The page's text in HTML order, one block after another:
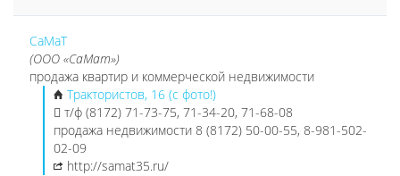
СаМаТ
(ООО «СаМат»)
продажа квартир и коммерческой недвижимости
Трактористов, 16 (с фото!)
т/ф (8172) 71-73-75, 71-34-20, 71-68-08
продажа недвижимости 8 (8172) 50-00-55, 8-981-502-
02-09
http://samat35.ru/